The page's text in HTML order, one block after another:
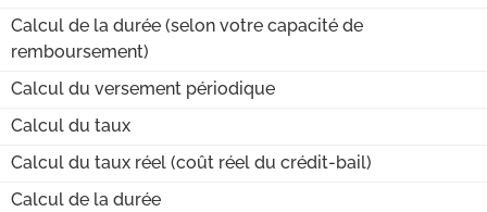
Calcul de la durée (selon votre capacité de
remboursement)
Calcul du versement périodique
Calcul du taux
Calcul du taux réel (coût réel du crédit-bail)
Calcul de la durée